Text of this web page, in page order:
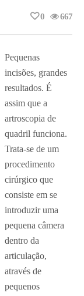
667
0
Pequenas
incisões, grandes
resultados. É
assim que a
artroscopia de
quadril funciona.
Trata-se de um
procedimento
cirúrgico que
consiste em se
introduzir uma
pequena câmera
dentro da
articulação,
através de
pequenos